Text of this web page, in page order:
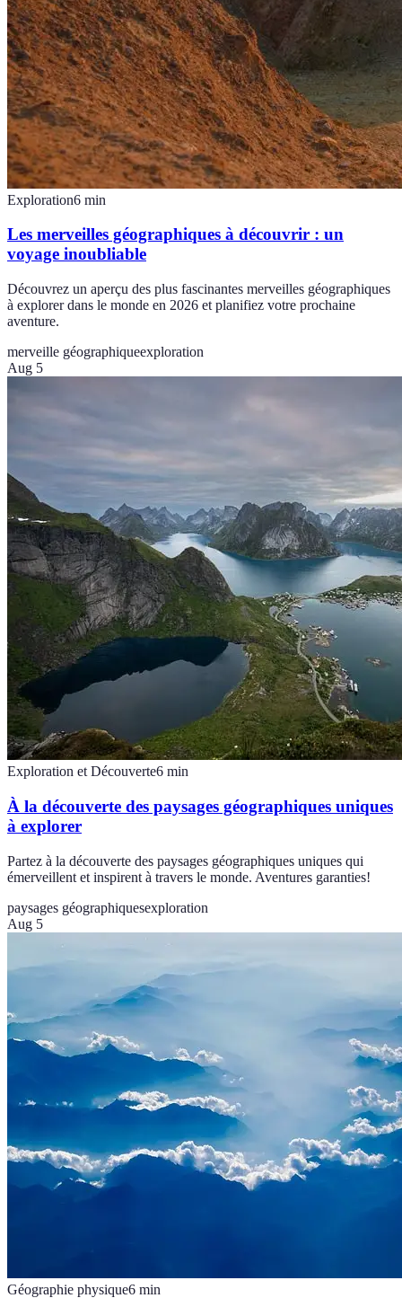
Exploration6 min
Les merveilles géographiques à découvrir : un
voyage inoubliable
Découvrez un aperçu des plus fascinantes merveilles géographiques
à explorer dans le monde en 2026 et planifiez votre prochaine
aventure.
merveille géographiqueexploration
Aug 5
Exploration et Découverte6 min
À la découverte des paysages géographiques uniques
à explorer
Partez à la découverte des paysages géographiques uniques qui
émerveillent et inspirent à travers le monde. Aventures garanties!
paysages géographiquesexploration
Aug 5
Géographie physique6 min